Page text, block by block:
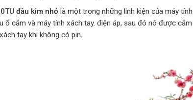
đầu kim nhỏ là một trong những linh kiện của máy
ổ cắm và máy tính xách tay. điện áp, sau đó nó được
tay khi không có pin.